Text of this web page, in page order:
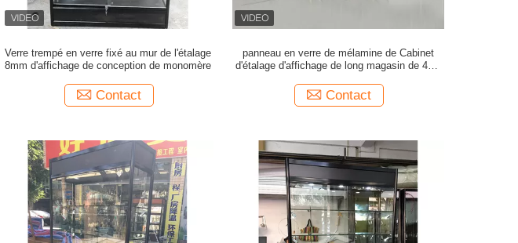
Verre trempé en verre fixé au mur de l'étalage
8mm d'affichage de conception de monomère
Contact
panneau en verre de mélamine de Cabinet
d'étalage d'affichage de long magasin de 47in
Contact